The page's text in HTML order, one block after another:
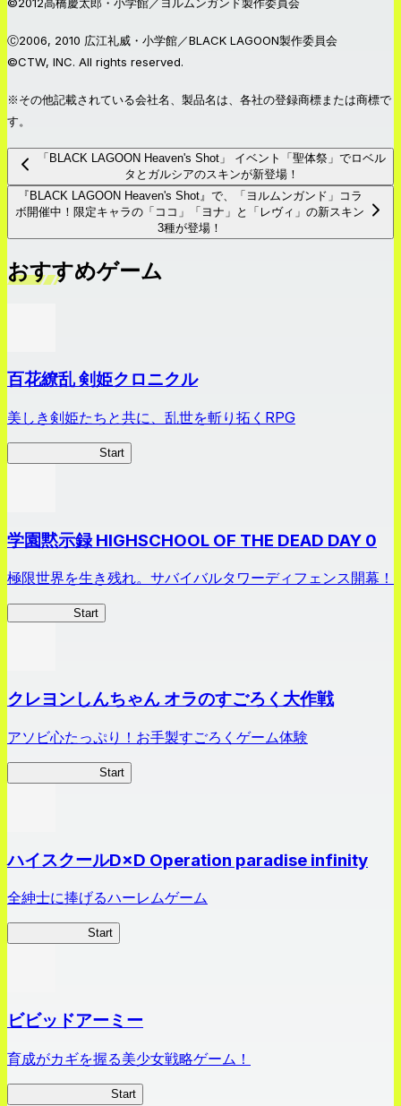
Ⓒ2006, 2010 広江礼威・小学館／BLACK LAGOON製作委員会
©CTW, INC. All rights reserved.
※その他記載されている会社名、製品名は、各社の登録商標または商標で
す。
「BLACK LAGOON Heaven's Shot」 イベント「聖体祭」でロベル
タとガルシアのスキンが新登場！
『BLACK LAGOON Heaven's Shot』で、「ヨルムンガンド」コラ
ボ開催中！限定キャラの「ココ」「ヨナ」と「レヴィ」の新スキン
3種が登場！
おすすめゲーム
百花繚乱 剣姫クロニクル
美しき剣姫たちと共に、乱世を斬り拓くRPG
Start
学園黙示録 HIGHSCHOOL OF THE DEAD DAY 0
極限世界を生き残れ。サバイバルタワーディフェンス開幕！
Start
クレヨンしんちゃん オラのすごろく大作戦
アソビ心たっぷり！お手製すごろくゲーム体験
Start
ハイスクールD×D Operation paradise infinity
全紳士に捧げるハーレムゲーム
Start
ビビッドアーミー
育成がカギを握る美少女戦略ゲーム！
Start